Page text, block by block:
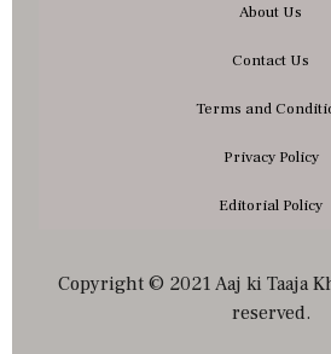
About Us
Contact Us
Terms and
Privacy Policy
Editorial Policy
Copyright © 2021 Aaj ki Taaja
reserved.